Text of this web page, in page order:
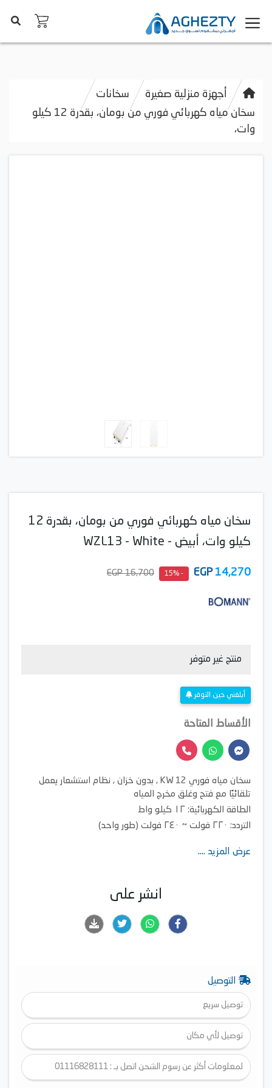
أجهزة منزلية صغيرة
سخانات
سخان مياه كهربائي فوري من بومان، بقدرة 12 كيلو
وات،
سخان مياه كهربائي فوري من بومان، بقدرة 12
كيلو وات، أبيض - WZL13 - White
14,270
EGP
- 15%
16,700 EGP
منتج غير متوفر
أبلغني حين التوفر
الأقساط المتاحة
سخان مياه فوري 12 KW , بدون خزان , نظام استشعار يعمل
تلقائيًا مع فتح وغلق مخرج المياه
​الطاقة الكهربائية: ١٢ كيلو واط
التردد: ٢٢٠ فولت ~ ٢٤٠ فولت (طور واحد)
درجة الحرارة: ٣٧ إلى ٦٥ درجة مئوية
عرض المزيد ....
انشر على
التوصيل
توصيل سريع
توصيل لأي مكان
لمعلومات أكثر عن رسوم الشحن اتصل بـ : 01116828111